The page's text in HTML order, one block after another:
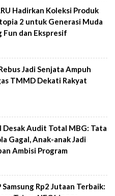
Hadirkan Koleksi Produk
2 untuk Generasi Muda
Fun dan Ekspresif
Jadi Senjata Ampuh
TMMD Dekati Rakyat
Desak Audit Total MBG: Tata
Gagal, Anak-anak Jadi
Ambisi Program
Samsung Rp2 Jutaan Terbaik: